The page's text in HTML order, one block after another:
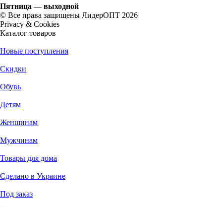
Пятница — выходной
© Все права защищены ЛидерОПТ 2026
Privacy & Cookies
Каталог товаров
Новые поступления
Скидки
Обувь
Детям
Женщинам
Мужчинам
Товары для дома
Сделано в Украине
Под заказ